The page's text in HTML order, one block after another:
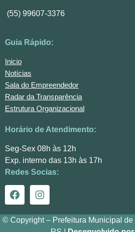
(55) 99607-3376
Guia Rápido:
Inicio
Notícias
Sala do Empreendedor
Radar da Transparência
Estrutura Organizacional
Horário de Atendimento:
Seg-Sex 08h às 12h
Exp. interno das 13h às 17h
Redes Socias:
© Copyright – Prefeitura Municipal